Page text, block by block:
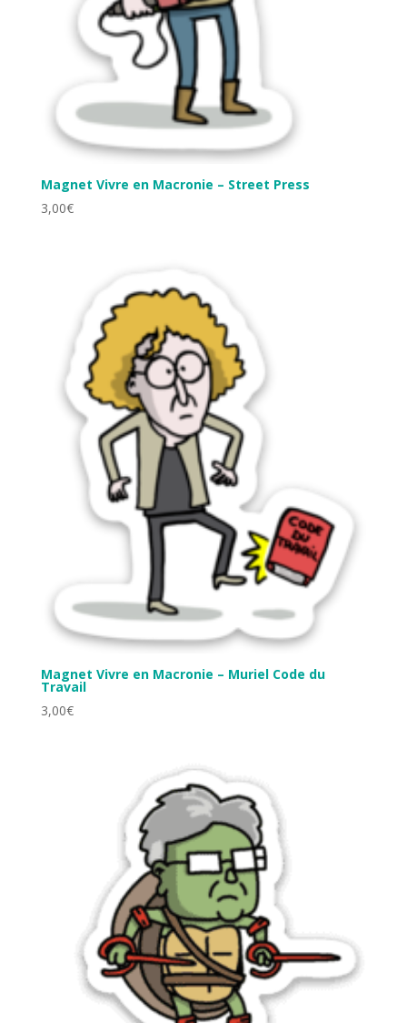
Magnet Vivre en Macronie – Street Press
3,00€
Magnet Vivre en Macronie – Muriel Code du
Travail
3,00€